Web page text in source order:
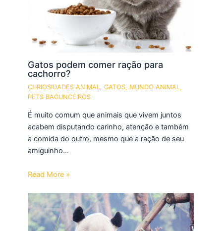
Gatos podem comer ração para
cachorro?
CURIOSIDADES ANIMAL ,GATOS, MUNDO ANIMAL ,
PETS BAGUNCEIROS
É muito comum que animais que vivem juntos
acabem disputando carinho, atenção e também
a comida do outro, mesmo que a ração de seu
amiguinho…
Read More »